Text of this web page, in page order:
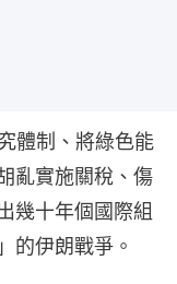
體制、將綠色能
亂實施關稅、傷
幾十年個國際組
的伊朗戰爭。